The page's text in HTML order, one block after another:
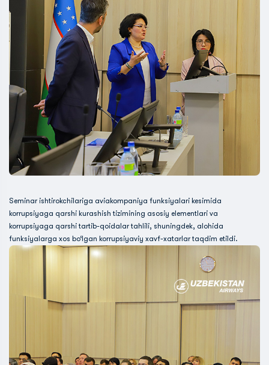
Seminar ishtirokchilariga aviakompaniya funksiyalari kesimida
korrupsiyaga qarshi kurashish tizimining asosiy elementlari va
korrupsiyaga qarshi tartib-qoidalar tahlili, shuningdek, alohida
funksiyalarga xos bo‘lgan korrupsiyaviy xavf-xatarlar taqdim etildi.